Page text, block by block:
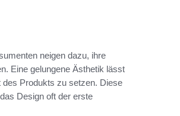
neigen dazu, ihre
Eine gelungene Ästhetik lässt
des Produkts zu setzen. Diese
Design oft der erste